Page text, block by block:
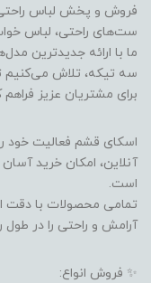
فروش و پخش لباس راحتی
ست‌های راحتی، لباس
ما با ارائه جدیدترین
سه تیکه، تلاش می‌کنیم
برای مشتریان عزیز فراهم
اسکای قشم فعالیت خود را
آنلاین، امکان خرید آسان
است.
تمامی محصولات با دقت
آرامش و راحتی را در طول
✨ فروش انواع: